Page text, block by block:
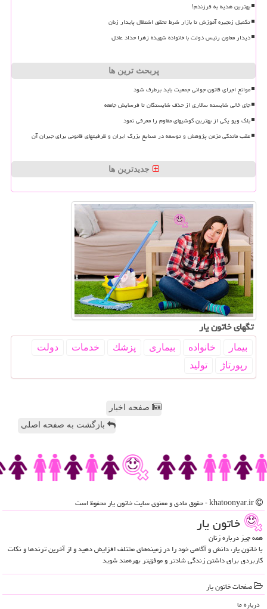
بهترین هدیه به فرزندم!
تکمیل زنجیره آموزش تا بازار شرط تحقق اشتغال پایدار زنان
دیدار معاون رئیس دولت با خانواده شهیده زهرا حداد عادل
پربحث ترین ها
موانع اجرای قانون جوانی جمعیت باید برطرف شود
جای خالی شایسته سالاری از حذف شایستگان تا فرسایش جامعه
بلک ویو یکی از بهترین گوشیهای مقاوم را معرفی نمود
عقب ماندگی مزمن پژوهش و توسعه در صنایع بزرگ ایران و ظرفیتهای قانونی برای جبران آن
جدیدترین ها
تگهای خاتون یار
بیمار خانواده بیماری پزشك خدمات
دولت
رپورتاژ
تولید
صفحه اخبار
بازگشت به صفحه اصلی
خاتون یار
همه چیز درباره زنان
با خاتون یار، دانش و آگاهی خود را در زمینه‌های مختلف افزایش دهید و از آخرین ترندها و نکات
کاربردی برای داشتن زندگی شادتر و موفق‌تر بهره‌مند شوید
صفحات خاتون یار
درباره ما